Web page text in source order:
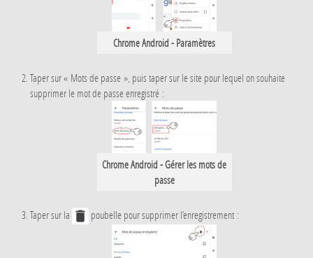
Chrome Android - Paramètres
Taper sur « Mots de passe », puis taper sur le site pour lequel on souhaite
supprimer le mot de passe enregistré :
Chrome Android - Gérer les mots de
passe
Taper sur la poubelle pour supprimer l’enregistrement :